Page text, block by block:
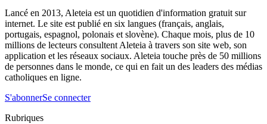
Lancé en 2013, Aleteia est un quotidien d'information gratuit sur
internet. Le site est publié en six langues (français, anglais,
portugais, espagnol, polonais et slovène). Chaque mois, plus de 10
millions de lecteurs consultent Aleteia à travers son site web, son
application et les réseaux sociaux. Aleteia touche près de 50 millions
de personnes dans le monde, ce qui en fait un des leaders des médias
catholiques en ligne.
S'abonnerSe connecter
Rubriques